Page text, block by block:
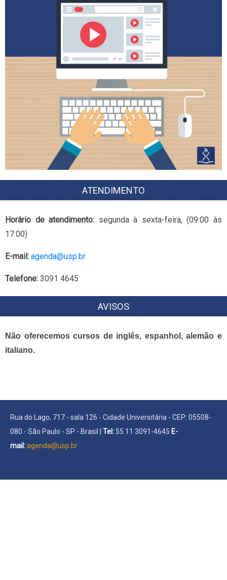
ATENDIMENTO
Horário de atendimento: segunda à sexta-feira, (09:00 às
17:00)
E-mail: agenda@usp.br
Telefone: 3091 4645
AVISOS
Não oferecemos cursos de inglês, espanhol, alemão e
italiano.
Rua do Lago, 717 - sala 126 - Cidade Universitária - CEP: 05508-
080 - São Paulo - SP - Brasil | Tel: 55 11 3091-4645 E-
mail:agenda@usp.br